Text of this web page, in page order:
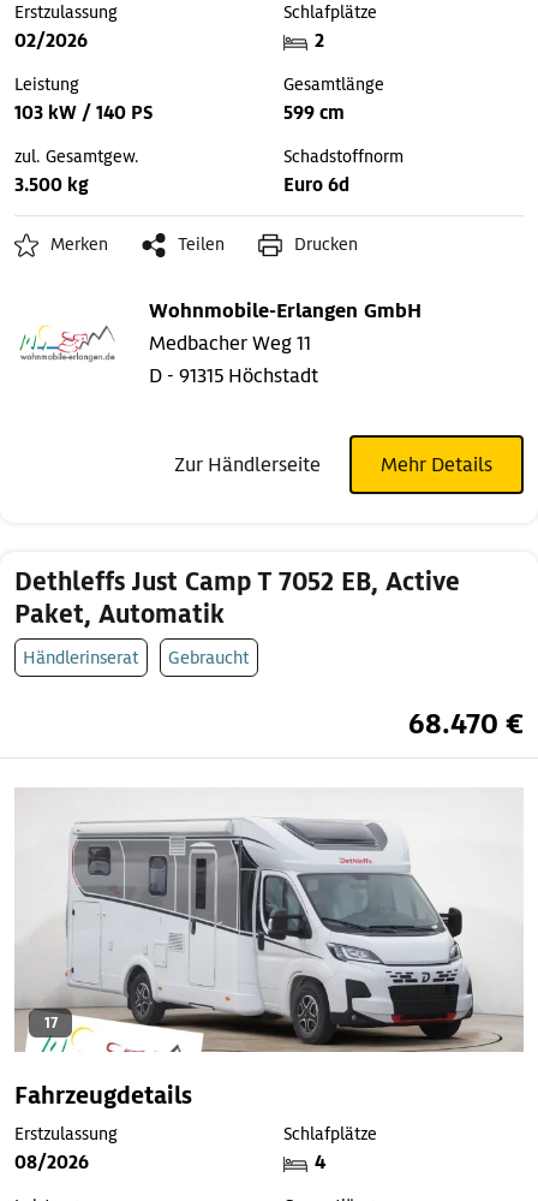
Erstzulassung
02/2026
Schlafplätze
2
Leistung
103 kW / 140 PS
Gesamtlänge
599 cm
zul. Gesamtgew.
3.500 kg
Schadstoffnorm
Euro 6d
Merken Teilen Drucken
Wohnmobile-Erlangen GmbH
Medbacher Weg 11
D - 91315 Höchstadt
Zur Händlerseite Mehr Details
Dethleffs Just Camp T 7052 EB, Active
Paket, Automatik
Händlerinserat Gebraucht
68.470 €
17
Fahrzeugdetails
Erstzulassung
08/2026
Schlafplätze
4